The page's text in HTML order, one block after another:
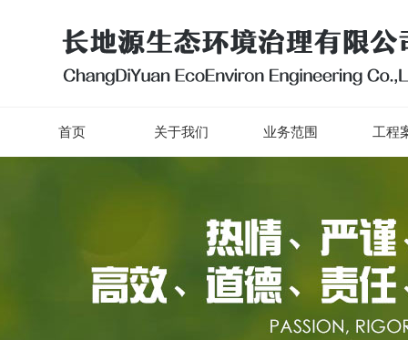
首页
首页
关于我们
关于我们
业务范围
业务范围
工程
工程案